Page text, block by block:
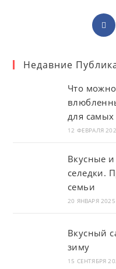
Недавние
Что
для
12 ФЕВРАЛЯ
Вкусные
селедки.
семьи
20 ЯНВАРЯ 2025
Вкусный
зиму
15 СЕНТЯБРЯ